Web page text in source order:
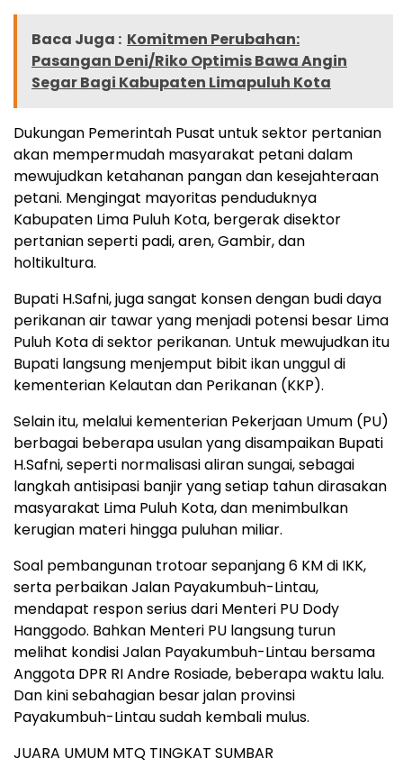
Baca Juga : Komitmen Perubahan:
Pasangan Deni/Riko Optimis Bawa Angin
Segar Bagi Kabupaten Limapuluh Kota
Dukungan Pemerintah Pusat untuk sektor pertanian
akan mempermudah masyarakat petani dalam
mewujudkan ketahanan pangan dan kesejahteraan
petani. Mengingat mayoritas penduduknya
Kabupaten Lima Puluh Kota, bergerak disektor
pertanian seperti padi, aren, Gambir, dan
holtikultura.
Bupati H.Safni, juga sangat konsen dengan budi daya
perikanan air tawar yang menjadi potensi besar Lima
Puluh Kota di sektor perikanan. Untuk mewujudkan itu
Bupati langsung menjemput bibit ikan unggul di
kementerian Kelautan dan Perikanan (KKP).
Selain itu, melalui kementerian Pekerjaan Umum (PU)
berbagai beberapa usulan yang disampaikan Bupati
H.Safni, seperti normalisasi aliran sungai, sebagai
langkah antisipasi banjir yang setiap tahun dirasakan
masyarakat Lima Puluh Kota, dan menimbulkan
kerugian materi hingga puluhan miliar.
Soal pembangunan trotoar sepanjang 6 KM di IKK,
serta perbaikan Jalan Payakumbuh-Lintau,
mendapat respon serius dari Menteri PU Dody
Hanggodo. Bahkan Menteri PU langsung turun
melihat kondisi Jalan Payakumbuh-Lintau bersama
Anggota DPR RI Andre Rosiade, beberapa waktu lalu.
Dan kini sebahagian besar jalan provinsi
Payakumbuh-Lintau sudah kembali mulus.
JUARA UMUM MTQ TINGKAT SUMBAR